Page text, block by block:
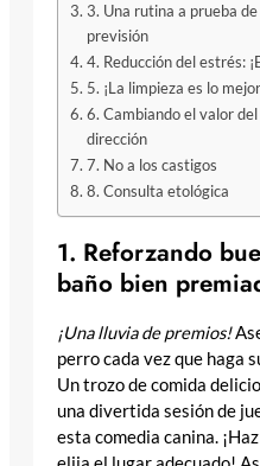
3. Una rutina a prueba
previsión
4. Reducción del estrés:
5. ¡La limpieza es lo
6. Cambiando el valor
dirección
7. No a los castigos
8. Consulta etológica
1. Reforzando
baño bien
¡Una lluvia de premios!
perro cada vez que haga
Un trozo de comida
una divertida sesión de
esta comedia canina.